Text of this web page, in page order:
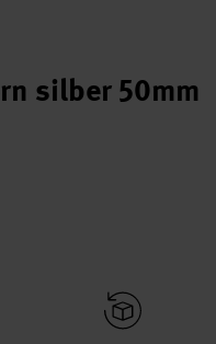
silber 50mm